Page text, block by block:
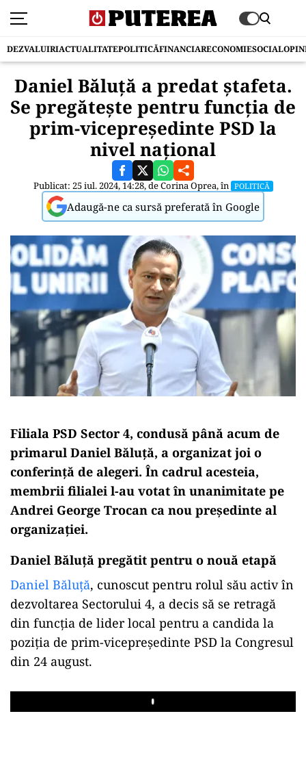
DEZVALUIRIACTUALITATEPOLITICĂFINANCIARECONOMIESOCIAL
Daniel Băluță a predat ștafeta.
Se pregătește pentru funcția de
prim-vicepreședinte PSD la
nivel național
Publicat: 25 iul. 2024, 14:28, deCorina Oprea, în POLITICĂ
Adaugă-ne ca sursă preferată în Google
Filiala PSD Sector 4, condusă până acum de
primarul Daniel Băluță, a organizat joi o
conferință de alegeri. În cadrul acesteia,
membrii filialei l-au votat în unanimitate pe
Andrei George Trocan ca nou președinte al
organizației.
Daniel Băluță pregătit pentru o nouă etapă
Daniel Băluță, cunoscut pentru rolul său activ în
dezvoltarea Sectorului 4, a decis să se retragă
din funcția de lider local pentru a candida la
poziția de prim-vicepreședinte PSD la Congresul
din 24 august.
Play